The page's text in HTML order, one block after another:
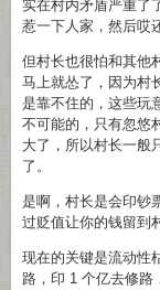
实在村内矛盾严重了
惹一下人家，然后哎
但村长也很怕和其他
马上就怂了，因为村
是靠不住的，这些玩
不可能的，只有忽悠
大了，所以村长一般
了。
是啊，村长是会印钞
过贬值让你的钱留到
现在的关键是流动性
路，印 1 个亿去修路